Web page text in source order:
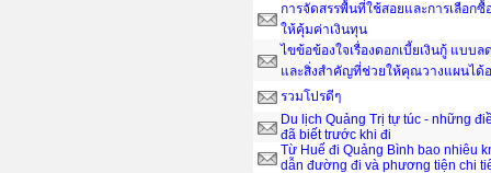
การจัดสรรพื้นที่ใช้สอยและการเลือก
ให้คุ้มค่าเงินทุน
ไขข้อข้องใจเรื่องดอกเบี้ยเงินกู้ แบบ
และสิ่งสำคัญที่ช่วยให้คุณวางแผนได้
รวมโปรดีๆ
Du lịch Quảng Trị tự túc - những
đã biết trước khi đi
Từ Huế đi Quảng Bình bao nhiêu
dẫn đường đi và phương tiện chi